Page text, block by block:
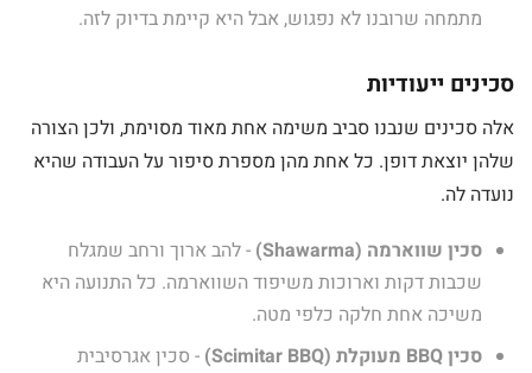
מתמחה שרובנו לא נפגוש, אבל היא קיימת בדיוק לזה.
סכינים ייעודיות
אלה סכינים שנבנו סביב משימה אחת מאוד מסוימת, ולכן הצורה
שלהן יוצאת דופן. כל אחת מהן מספרת סיפור על העבודה שהיא
נועדה לה.
סכין שווארמה (Shawarma)
- להב ארוך ורחב שמגלח
שכבות דקות וארוכות משיפוד השווארמה. כל התנועה היא
משיכה אחת חלקה כלפי מטה.
סכין BBQ מעוקלת (Scimitar BBQ)
- סכין אגרסיבית